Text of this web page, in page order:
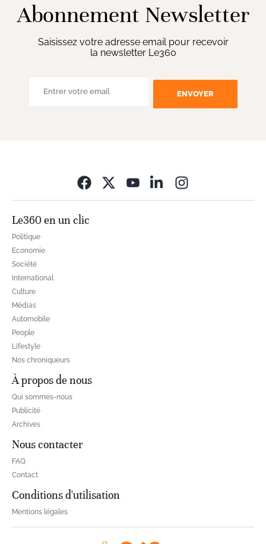
Abonnement Newsletter
Saisissez votre adresse email pour recevoir
la newsletter Le360
ENVOYER
Le360 en un clic
Politique
Economie
Société
International
Culture
Médias
Automobile
People
Lifestyle
Nos chroniqueurs
À propos de nous
Qui sommes-nous
Publicité
Archives
Nous contacter
FAQ
Contact
Conditions d'utilisation
Mentions légales